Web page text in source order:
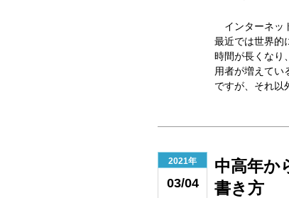
インターネッ
最近では世界的
時間が長くなり
用者が増えて
ですが、それ以
2021年
03/04
中高年か
書き方